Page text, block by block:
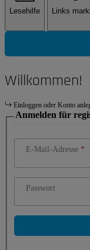
Lesehilfe Links
Willkommen!
Einloggen oder Konto
Anmelden für
E-Mail-Adresse
Passwort